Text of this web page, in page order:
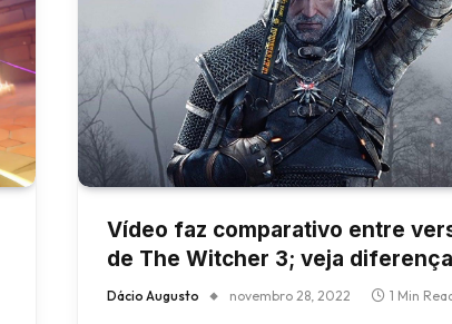
Vídeo faz comparativo entre
de The Witcher 3; veja
Dácio Augusto novembro 28, 2022 1 Min